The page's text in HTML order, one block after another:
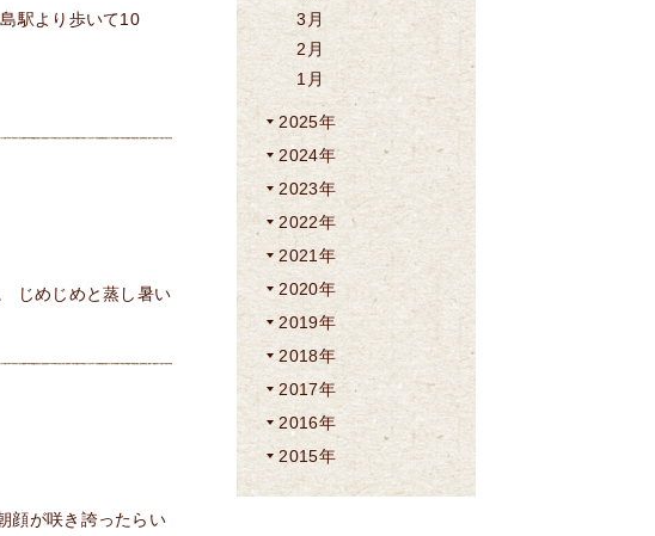
駅より歩いて10
じめじめと蒸し暑い
顔が咲き誇ったらい
3月
2月
1月
2025年
2024年
2023年
2022年
2021年
2020年
2019年
2018年
2017年
2016年
2015年